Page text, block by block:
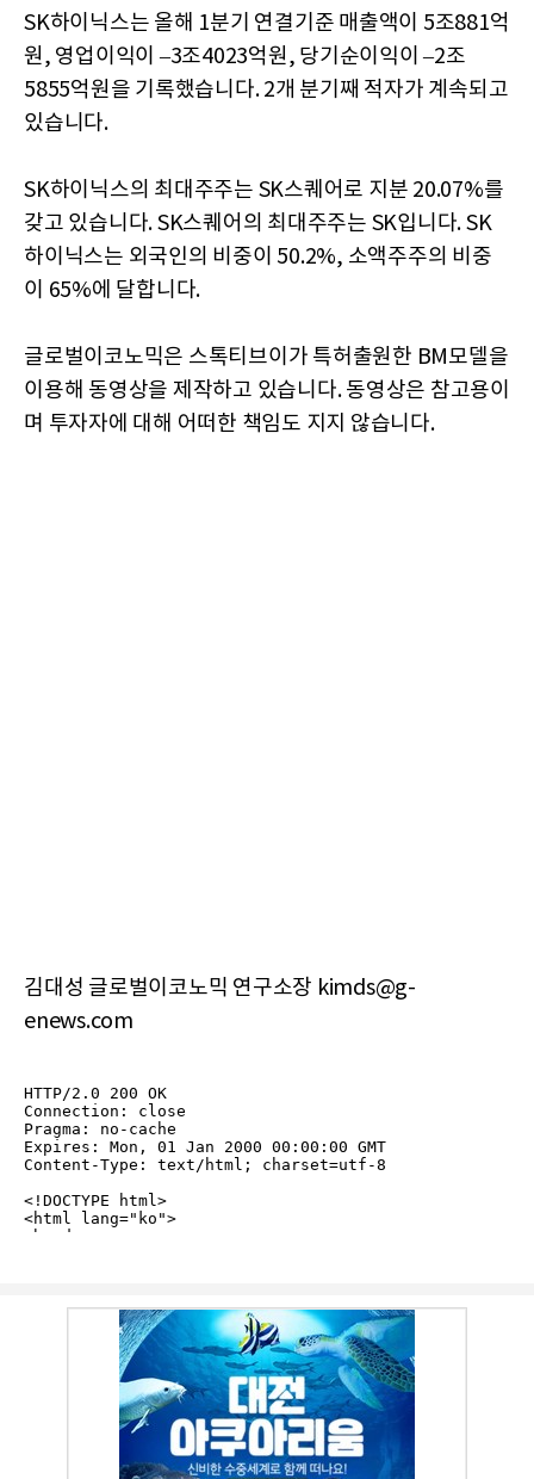
SK하이닉스는 올해 1분기 연결기준 매출액이 5조881억
원, 영업이익이 –3조4023억원, 당기순이익이 –2조
5855억원을 기록했습니다. 2개 분기째 적자가 계속되고
있습니다.
SK하이닉스의 최대주주는 SK스퀘어로 지분 20.07%를
갖고 있습니다. SK스퀘어의 최대주주는 SK입니다. SK
하이닉스는 외국인의 비중이 50.2%, 소액주주의 비중
이 65%에 달합니다.
글로벌이코노믹은 스톡티브이가 특허출원한 BM모델을
이용해 동영상을 제작하고 있습니다. 동영상은 참고용이
며 투자자에 대해 어떠한 책임도 지지 않습니다.
김대성 글로벌이코노믹 연구소장 kimds@g-
enews.com